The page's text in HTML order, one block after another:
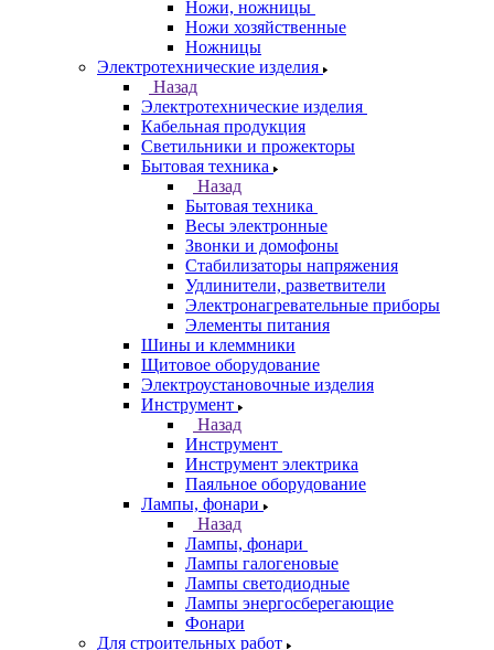
Ножи, ножницы
Ножи хозяйственные
Ножницы
Электротехнические изделия
Назад
Электротехнические изделия
Кабельная продукция
Светильники и прожекторы
Бытовая техника
Назад
Бытовая техника
Весы электронные
Звонки и домофоны
Стабилизаторы напряжения
Удлинители, разветвители
Электронагревательные приборы
Элементы питания
Шины и клеммники
Щитовое оборудование
Электроустановочные изделия
Инструмент
Назад
Инструмент
Инструмент электрика
Паяльное оборудование
Лампы, фонари
Назад
Лампы, фонари
Лампы галогеновые
Лампы светодиодные
Лампы энергосберегающие
Фонари
Для строительных работ